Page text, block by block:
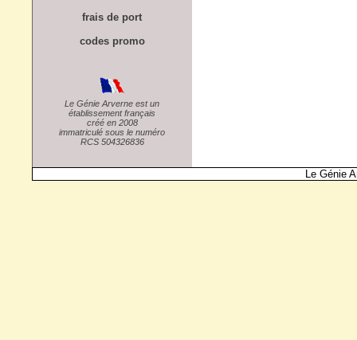
frais de port
codes promo
Le Génie Arverne est un
établissement français
créé en 2008
immatriculé sous le numéro
RCS 504326836
Le Génie